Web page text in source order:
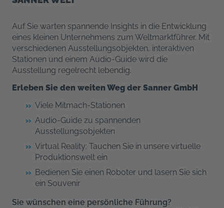
Auf Sie warten spannende Insights in die Entwicklung
eines kleinen Unternehmens zum Weltmarktführer. Mit
verschiedenen Ausstellungsobjekten, interaktiven
Stationen und einem Audio-Guide wird die
Ausstellung regelrecht lebendig.
Erleben Sie den weiten Weg der Sanner GmbH
Viele Mitmach-Stationen
Audio-Guide zu spannenden
Ausstellungsobjekten
Virtual Reality: Tauchen Sie in unsere virtuelle
Produktionswelt ein
Bedienen Sie einen Roboter und lasern Sie sich
ein Souvenir
Sie wünschen eine persönliche Führung?